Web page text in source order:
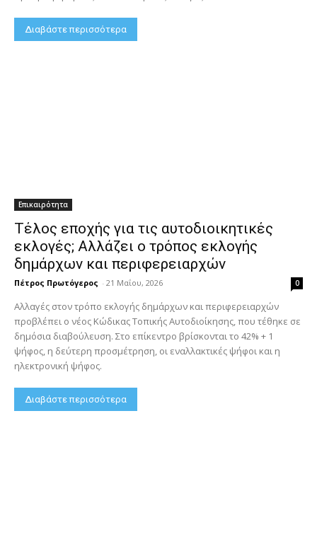
Διαβάστε περισσότερα
Επικαιρότητα
Τέλος εποχής για τις αυτοδιοικητικές
εκλογές; Αλλάζει ο τρόπος εκλογής
δημάρχων και περιφερειαρχών
Πέτρος Πρωτόγερος - 21 Μαΐου, 2026 0
Αλλαγές στον τρόπο εκλογής δημάρχων και περιφερειαρχών
προβλέπει ο νέος Κώδικας Τοπικής Αυτοδιοίκησης, που τέθηκε σε
δημόσια διαβούλευση. Στο επίκεντρο βρίσκονται το 42% + 1
ψήφος, η δεύτερη προσμέτρηση, οι εναλλακτικές ψήφοι και η
ηλεκτρονική ψήφος.
Διαβάστε περισσότερα